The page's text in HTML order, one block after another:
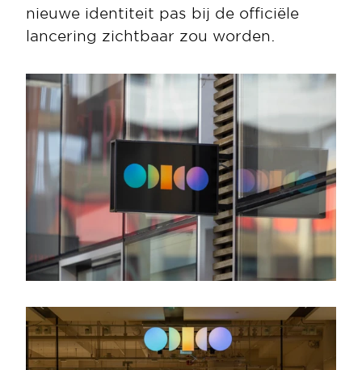
nieuwe identiteit pas bij de officiële
lancering zichtbaar zou worden.